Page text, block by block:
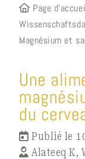
Page
Magnésium et
Une
du
Publié le
Alateeq K,